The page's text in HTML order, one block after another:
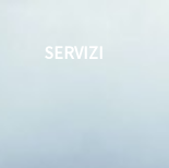
SERVIZI